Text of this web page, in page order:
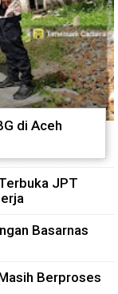
di Aceh
JPT
Basarnas
Berproses